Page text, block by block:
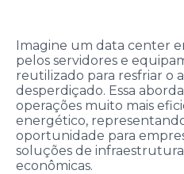
Imagine um data center
pelos servidores e
reutilizado para resfriar o
desperdiçado. Essa
operações muito mais
energético,
oportunidade para
soluções de
econômicas.